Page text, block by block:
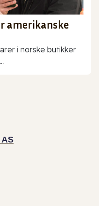
amerikanske
i norske butikker